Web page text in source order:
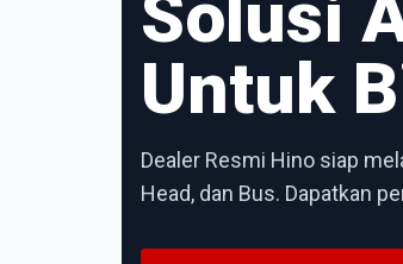
Solusi
Untuk
Dealer Resmi Hino siap
Head, dan Bus. Dapatkan